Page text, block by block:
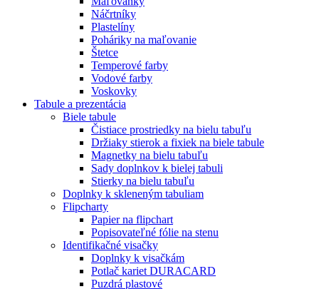
Náčrtníky
Plastelíny
Poháriky na maľovanie
Štetce
Temperové farby
Vodové farby
Voskovky
Tabule a prezentácia
Biele tabule
Čistiace prostriedky na bielu tabuľu
Držiaky stierok a fixiek na biele tabule
Magnetky na bielu tabuľu
Sady doplnkov k bielej tabuli
Stierky na bielu tabuľu
Doplnky k skleneným tabuliam
Flipcharty
Papier na flipchart
Popisovateľné fólie na stenu
Identifikačné visačky
Doplnky k visačkám
Potlač kariet DURACARD
Puzdrá plastové